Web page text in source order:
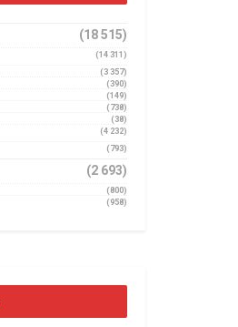
(18 515)
(14 311)
(3 357)
(390)
(149)
(738)
(38)
(4 232)
(793)
(2 693)
(800)
(958)